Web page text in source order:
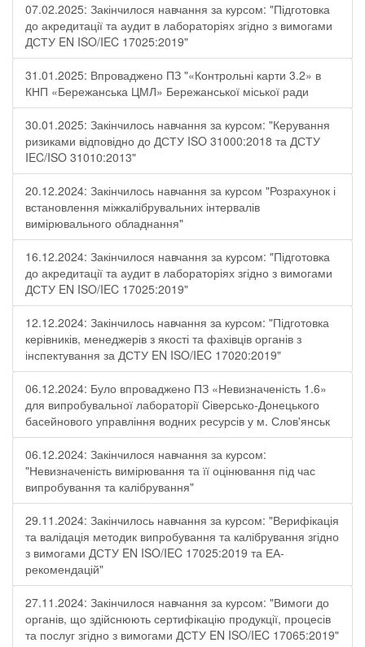
07.02.2025: Закінчилося навчання за курсом: "Підготовка
до акредитації та аудит в лабораторіях згідно з вимогами
ДСТУ EN ISO/IEC 17025:2019"
31.01.2025: Впроваджено ПЗ "«Контрольні карти 3.2» в
КНП «Бережанська ЦМЛ» Бережанської міської ради
30.01.2025: Закінчилось навчання за курсом: "Керування
ризиками відповідно до ДСТУ ISO 31000:2018 та ДСТУ
IEC/ISO 31010:2013"
20.12.2024: Закінчилось навчання за курсом "Розрахунок і
встановлення міжкалібрувальних інтервалів
вимірювального обладнання"
16.12.2024: Закінчилося навчання за курсом: "Підготовка
до акредитації та аудит в лабораторіях згідно з вимогами
ДСТУ EN ISO/IEC 17025:2019"
12.12.2024: Закінчилось навчання за курсом: "Підготовка
керівників, менеджерів з якості та фахівців органів з
інспектування за ДСТУ EN ISO/IEC 17020:2019"
06.12.2024: Було впроваджено ПЗ «Невизначеність 1.6»
для випробувальної лабораторії Cіверсько-Донецького
басейнового управління водних ресурсів у м. Слов'янськ
06.12.2024: Закінчилося навчання за курсом:
"Невизначеність вимірювання та її оцінювання під час
випробування та калібрування"
29.11.2024: Закінчилось навчання за курсом: "Верифікація
та валідація методик випробування та калібрування згідно
з вимогами ДСТУ EN ISO/IEC 17025:2019 та ЕА-
рекомендацій"
27.11.2024: Закінчилося навчання за курсом: "Вимоги до
органів, що здійснюють сертифікацію продукції, процесів
та послуг згідно з вимогами ДСТУ EN ISO/IEC 17065:2019"